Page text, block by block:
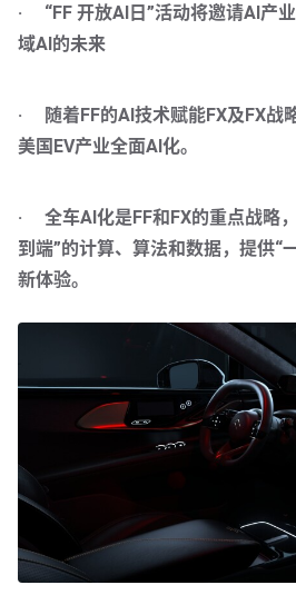
·     “FF 开放AI日”活动将邀请AI
域AI的未来
·     随着FF的AI技术赋能FX及FX
美国EV产业全面AI化。
·     全车AI化是FF和FX的重点战
到端”的计算、算法和数据，提供“
新体验。